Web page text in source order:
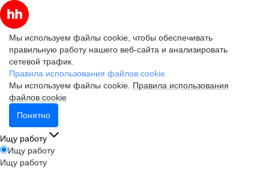
Мы используем файлы cookie, чтобы обеспечивать
правильную работу нашего веб-сайта и анализировать
сетевой трафик.
Правила использования файлов cookie
Мы используем файлы cookie. Правила использования
файлов cookie
Понятно
Ищу работу
Ищу работу
Ищу работу